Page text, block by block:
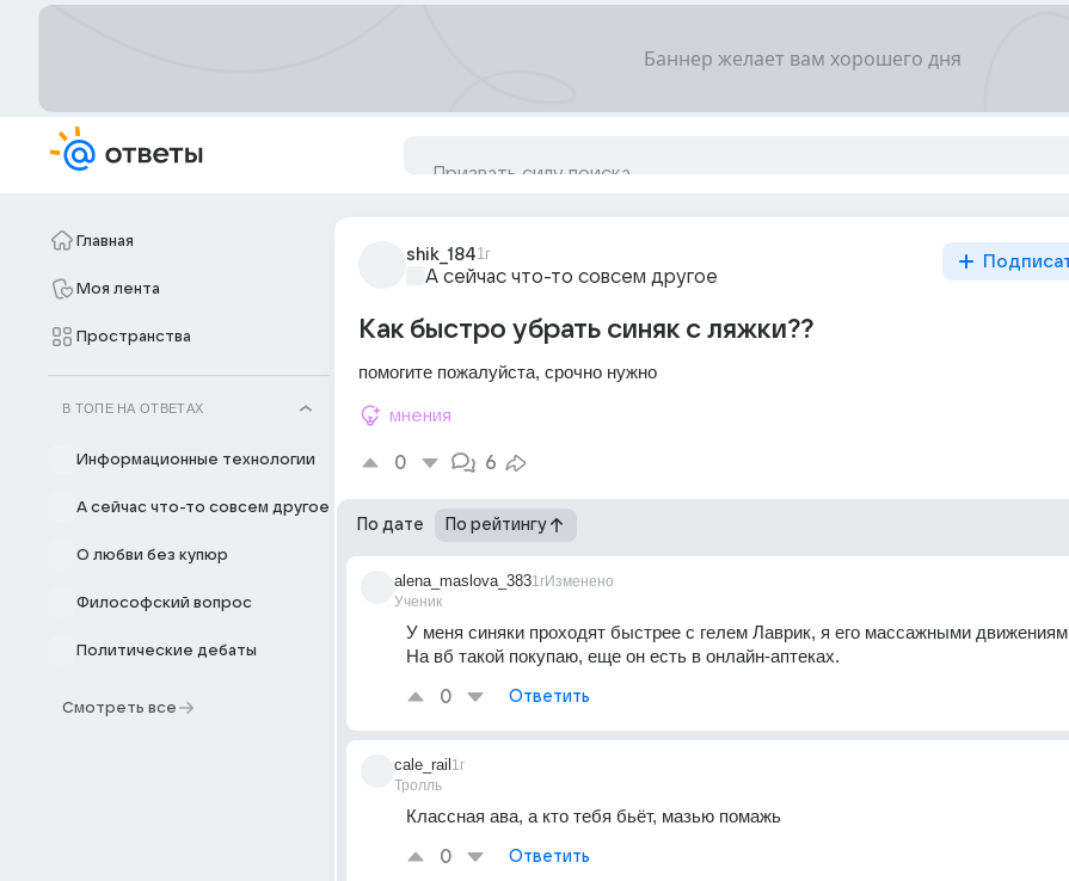
Главная
Моя лента
Пространства
В ТОПЕ НА ОТВЕТАХ
Информационные технологии
А сейчас что-то совсем другое
О любви без купюр
Философский вопрос
Политические дебаты
Смотреть все
shik_1841г
А сейчас что-то совсем другое
Как быстро убрать синяк с ляжки??
помогите пожалуйста, срочно нужно
мнения
0 6
По дате По рейтингу
alena_maslova_383
Ученик
1гИзменено
У меня синяки проходят быстрее с гелем Лаврик, я его массажными
На вб такой покупаю, еще он есть в онлайн-аптеках.
0 Ответить
cale_rail
Тролль
1г
Классная ава, а кто тебя бьёт, мазью помажь
0 Ответить